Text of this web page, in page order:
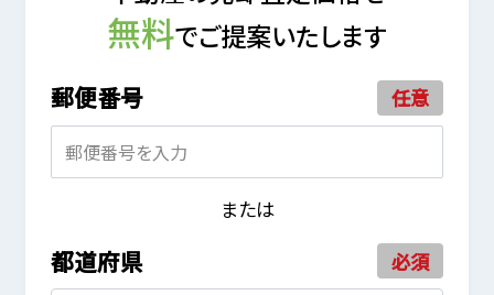
無料でご提案いたします
郵便番号 任意
または
都道府県 必須